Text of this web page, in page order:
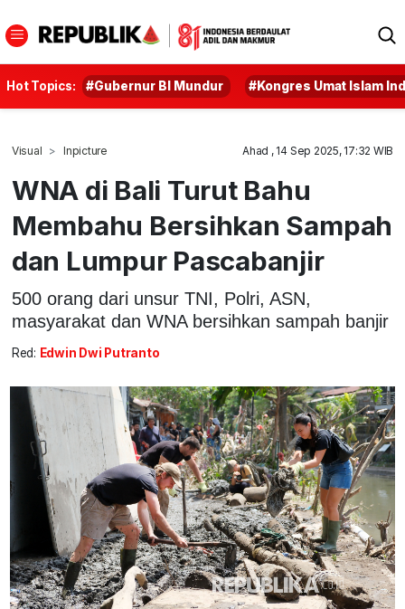
Hot Topics: #Gubernur BI Mundur #Kongres Umat Islam
Visual Inpicture Ahad , 14 Sep 2025, 17:32 WIB
WNA di Bali Turut Bahu
Membahu Bersihkan Sampah
dan Lumpur Pascabanjir
500 orang dari unsur TNI, Polri, ASN,
masyarakat dan WNA bersihkan sampah banjir
Red: Edwin Dwi Putranto